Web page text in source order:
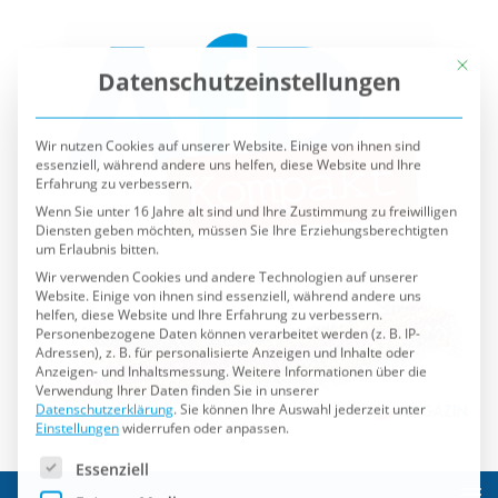
Datenschutzeinstellungen
Wir nutzen Cookies auf unserer Website. Einige von ihnen sind
Erfahrung zu verbessern.
Wenn Sie unter 16 Jahre alt sind und Ihre Zustimmung zu freiwilligen
um Erlaubnis bitten.
Wir verwenden Cookies und andere Technologien auf unserer
helfen, diese Website und Ihre Erfahrung zu verbessern.
Personenbezogene Daten können verarbeitet werden (z. B. IP-
Adressen), z. B. für personalisierte Anzeigen und Inhalte oder
Anzeigen- und Inhaltsmessung.Weitere Informationen über die
Verwendung Ihrer Daten finden Sie in unserer
Datenschutzerklärung.Sie können Ihre Auswahl jederzeit unter
Einstellungenwiderrufen oder anpassen.
Es folgt eine Liste der Service-Gruppen, für die eine
Essenziell
Externe Medien